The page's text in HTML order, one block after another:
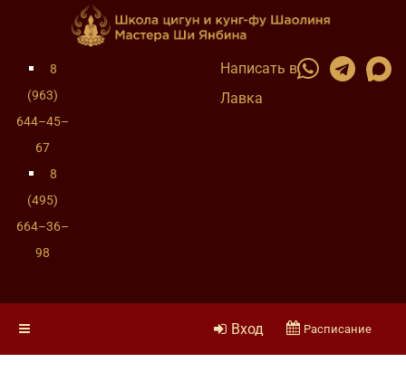
8
(963)
644–45–
67
8
(495)
664–36–
98
Написать в
Лавка
Вход Расписание